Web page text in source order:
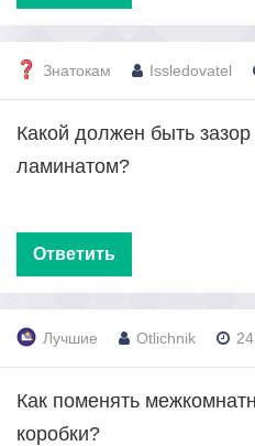
Знатокам Issledovatel
Какой должен быть
ламинатом?
Ответить
Лучшие Otlichnik
Как поменять
коробки?